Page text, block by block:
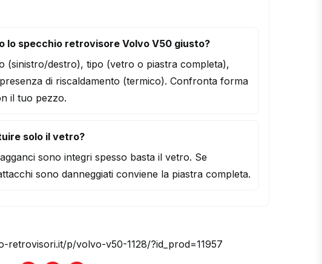
lo specchio retrovisore Volvo V50 giusto?
(sinistro/destro), tipo (vetro o piastra completa),
di riscaldamento (termico). Confronta forma
il tuo pezzo.
solo il vetro?
sono integri spesso basta il vetro. Se
sono danneggiati conviene la piastra completa.
retrovisori.it/p/volvo-v50-1128/?id_prod=11957